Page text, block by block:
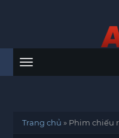
Menu
Trang chủ » Phim chiếu